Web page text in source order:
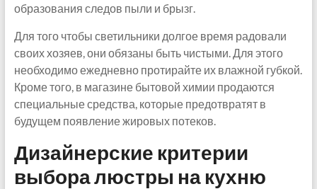
образования следов пыли и брызг.
Для того чтобы светильники долгое время радовали
своих хозяев, они обязаны быть чистыми. Для этого
необходимо ежедневно протирайте их влажной губкой.
Кроме того, в магазине бытовой химии продаются
специальные средства, которые предотвратят в
будущем появление жировых потеков.
Дизайнерские критерии
выбора люстры на кухню